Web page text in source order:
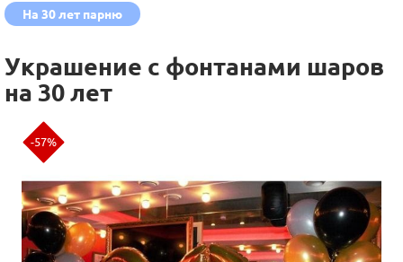
На 30 лет парню
Украшение с фонтанами шаров
на 30 лет
-57%